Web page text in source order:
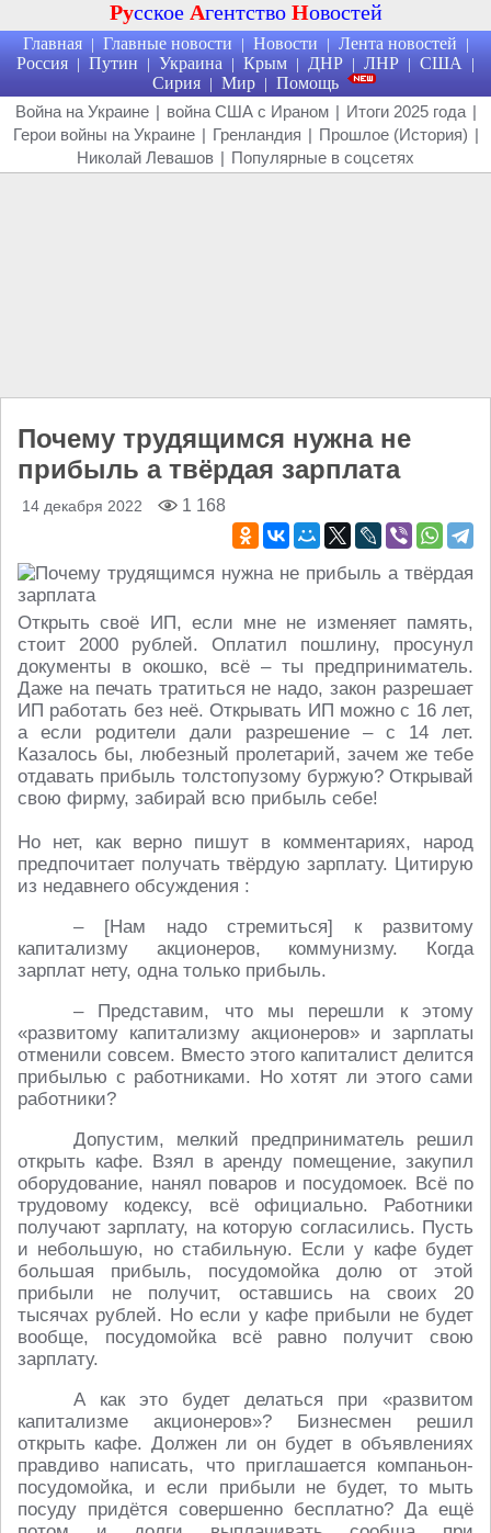
Русское Агентство Новостей
Главная | Главные новости | Новости | Лента новостей |
Россия | Путин | Украина | Крым | ДНР | ЛНР | США |
Сирия | Мир | Помощь
Война на Украине | война США с Ираном | Итоги 2025 года |
Герои войны на Украине | Гренландия | Прошлое (История) |
Николай Левашов | Популярные в соцсетях
Почему трудящимся нужна не
прибыль а твёрдая зарплата
14 декабря 2022 1 168
Открыть своё ИП, если мне не изменяет память,
стоит 2000 рублей. Оплатил пошлину, просунул
документы в окошко, всё – ты предприниматель.
Даже на печать тратиться не надо, закон разрешает
ИП работать без неё. Открывать ИП можно с 16 лет,
а если родители дали разрешение – с 14 лет.
Казалось бы, любезный пролетарий, зачем же тебе
отдавать прибыль толстопузому буржую? Открывай
свою фирму, забирай всю прибыль себе!
Но нет, как верно пишут в комментариях, народ
предпочитает получать твёрдую зарплату. Цитирую
из недавнего обсуждения :
– [Нам надо стремиться] к развитому
капитализму акционеров, коммунизму. Когда
зарплат нету, одна только прибыль.
– Представим, что мы перешли к этому
«развитому капитализму акционеров» и зарплаты
отменили совсем. Вместо этого капиталист делится
прибылью с работниками. Но хотят ли этого сами
работники?
Допустим, мелкий предприниматель решил
открыть кафе. Взял в аренду помещение, закупил
оборудование, нанял поваров и посудомоек. Всё по
трудовому кодексу, всё официально. Работники
получают зарплату, на которую согласились. Пусть
и небольшую, но стабильную. Если у кафе будет
большая прибыль, посудомойка долю от этой
прибыли не получит, оставшись на своих 20
тысячах рублей. Но если у кафе прибыли не будет
вообще, посудомойка всё равно получит свою
зарплату.
А как это будет делаться при «развитом
капитализме акционеров»? Бизнесмен решил
открыть кафе. Должен ли он будет в объявлениях
правдиво написать, что приглашается компаньон-
посудомойка, и если прибыли не будет, то мыть
посуду придётся совершенно бесплатно? Да ещё